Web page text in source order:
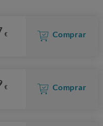
€ Comprar
€ Comprar